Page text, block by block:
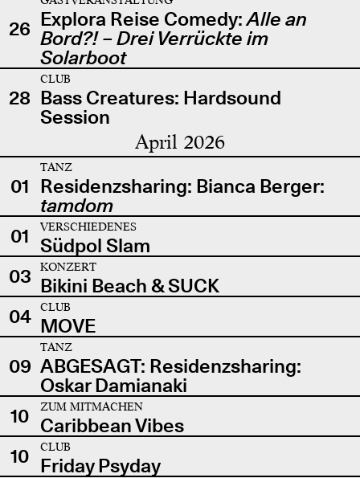
26 Explora Reise Comedy:Alle an
Bord?! – Drei Verrückte im
Solarboot
28
CLUB
Bass Creatures: Hardsound
Session
April 2026
01
TANZ
Residenzsharing: Bianca Berger:
tamdom
01
VERSCHIEDENES
Südpol Slam
03
KONZERT
Bikini Beach & SUCK
04
CLUB
MOVE
09
TANZ
ABGESAGT: Residenzsharing:
Oskar Damianaki
10
ZUM MITMACHEN
Caribbean Vibes
10
CLUB
Friday Psyday